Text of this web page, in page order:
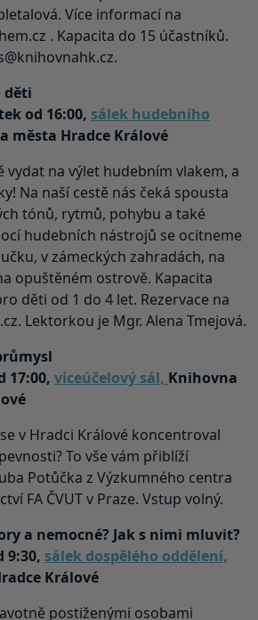
Více informací na
. Kapacita do 15 účastníků.
děti
od 16:00, sálek hudebního
města Hradce Králové
vydat na výlet hudebním vlakem, a
Na naší cestě nás čeká spousta
tónů, rytmů, pohybu a také
hudebních nástrojů se ocitneme
v zámeckých zahradách, na
opuštěném ostrově. Kapacita
děti od 1 do 4 let. Rezervace na
Lektorkou je Mgr. Alena Tmejová.
17:00, víceúčelový sál, Knihovna
v Hradci Králové koncentroval
To vše vám přiblíží
Potůčka z Výzkumného centra
FA ČVUT v Praze. Vstup volný.
a nemocné? Jak s nimi mluvit?
9:30, sálek dospělého oddělení,
Králové
postiženými osobami